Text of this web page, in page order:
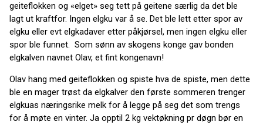
geiteflokken og «elget» seg tett på geitene særlig da det ble
lagt ut kraftfor. Ingen elgku var å se. Det ble lett etter spor av
elgku eller evt elgkadaver etter påkjørsel, men ingen elgku eller
spor ble funnet. Som sønn av skogens konge gav bonden
elgkalven navnet Olav, et fint kongenavn!
Olav hang med geiteflokken og spiste hva de spiste, men dette
ble en mager trøst da elgkalver den første sommeren trenger
elgkuas næringsrike melk for å legge på seg det som trengs
for å møte en vinter. Ja opptil 2 kg vektøkning pr døgn bør en